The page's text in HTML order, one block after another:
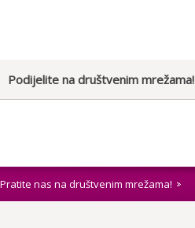
Podijelite na društvenim mrežama!
Pratite nas na društvenim mrežama!